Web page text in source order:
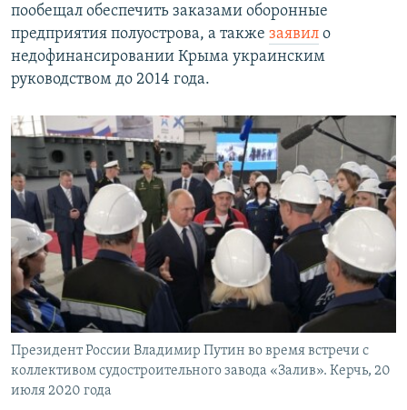
пообещал обеспечить заказами оборонные
предприятия полуострова, а также заявил о
недофинансировании Крыма украинским
руководством до 2014 года.
Президент России Владимир Путин во время встречи с
коллективом судостроительного завода «Залив». Керчь, 20
июля 2020 года